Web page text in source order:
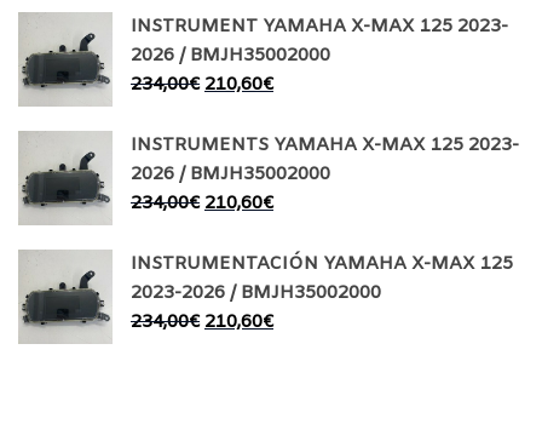
INSTRUMENT YAMAHA X-MAX 125 2023-
2026 / BMJH35002000
234,00€ 210,60€
INSTRUMENTS YAMAHA X-MAX 125 2023-
2026 / BMJH35002000
234,00€ 210,60€
INSTRUMENTACIÓN YAMAHA X-MAX 125
2023-2026 / BMJH35002000
234,00€ 210,60€